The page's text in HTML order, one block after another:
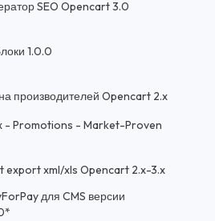
SEO Opencart 3.0
1.0.0
производителей Opencart 2.x
- Promotions - Market-Proven
export xml/xls Opencart 2.x-3.x
для CMS версии